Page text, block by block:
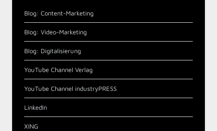
Blog: Content-Marketing
Blog: Video-Marketing
Blog: Digitalisierung
YouTube Channel Verlag
YouTube Channel industryPRESS
LinkedIn
XING